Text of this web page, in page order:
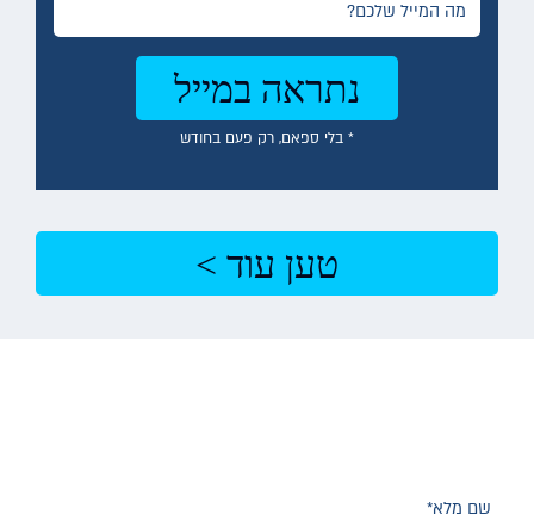
* בלי ספאם, רק פעם בחודש
טען עוד >